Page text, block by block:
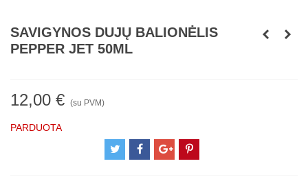
SAVIGYNOS DUJŲ BALIONĖLIS
PEPPER JET 50ML
12,00 € (su PVM)
PARDUOTA